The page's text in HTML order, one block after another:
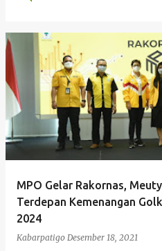
MPO Gelar Rakornas,
Terdepan Kemenangan
2024
Kabarpatigo Desember 18, 2021